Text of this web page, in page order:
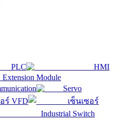
PLC
HMI
Extension Module
Servo
ร์ VFD
เซ็นเซอร์
Industrial Switch